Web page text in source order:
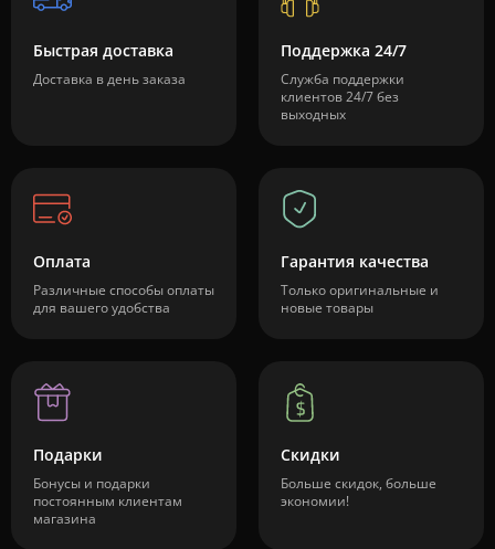
Быстрая доставка
Доставка в день заказа
Поддержка 24/7
Служба поддержки
клиентов 24/7 без
выходных
Оплата
Различные способы оплаты
для вашего удобства
Гарантия качества
Только оригинальные и
новые товары
Подарки
Бонусы и подарки
постоянным клиентам
магазина
Скидки
Больше скидок, больше
экономии!